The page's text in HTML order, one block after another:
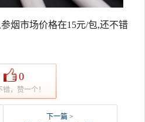
烟市场价格在15元/包,还不错
0
错，赞一个！
下一篇 >